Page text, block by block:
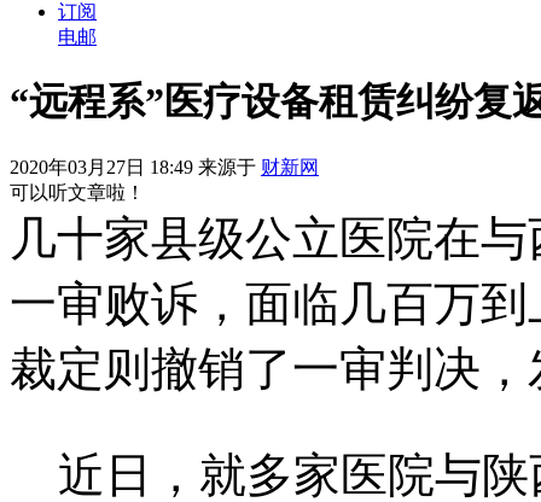
订阅
电邮
“远程系”医疗设备租赁纠纷复
2020年03月27日 18:49 来源于 财新网
可以听文章啦！
几十家县级公立医院在
一审败诉，面临几百万
裁定则撤销了一审判决
近日，就多家医院与